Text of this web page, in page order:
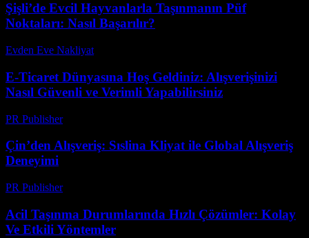
Şişli’de Evcil Hayvanlarla Taşınmanın Püf
Noktaları: Nasıl Başarılır?
Evden Eve Nakliyat
E-Ticaret Dünyasına Hoş Geldiniz: Alışverişinizi
Nasıl Güvenli ve Verimli Yapabilirsiniz
PR Publisher-
Çin’den Alışveriş: Sıslina Kliyat ile Global Alışveriş
Deneyimi
PR Publisher-
Acil Taşınma Durumlarında Hızlı Çözümler: Kolay
Ve Etkili Yöntemler